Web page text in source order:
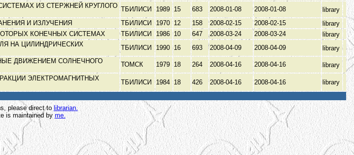
ИЗ СТЕРЖНЕЙ КРУГЛОГО ТБИЛИСИ 1989 15 683 2008-01-08 2008-01-08
library
И ИЗЛУЧЕНИЯ ТБИЛИСИ 1970 12 158 2008-02-15 2008-02-15
library
КОНЕЧНЫХ СИСТЕМАХ ТБИЛИСИ 1986 10 647 2008-03-24 2008-03-24
library
НА ЦИЛИНДРИЧЕСКИХ
ТБИЛИСИ 1990 16 693 2008-04-09 2008-04-09 library
ДВИЖЕНИЕМ СОЛНЕЧНОГО
ТОМСК 1979 18 264 2008-04-16 2008-04-16 library
ЭЛЕКТРОМАГНИТНЫХ
ТБИЛИСИ 1984 18 426 2008-04-16 2008-04-16
library
please direct tolibrarian.
is maintained by me.